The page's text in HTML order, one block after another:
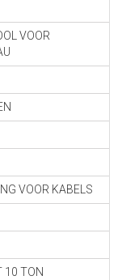
VOOR
VOOR KABELS
10 TON